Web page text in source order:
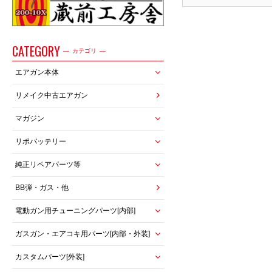
CATEGORY カテゴリ
エアガン本体
リメイク中古エアガン
マガジン
リポバッテリー
純正リペアパーツ等
BB弾・ガス・他
電動ガン用チューニングパーツ[内部]
ガスガン・エアコキ用パーツ[内部・外装]
カスタムパーツ[外装]